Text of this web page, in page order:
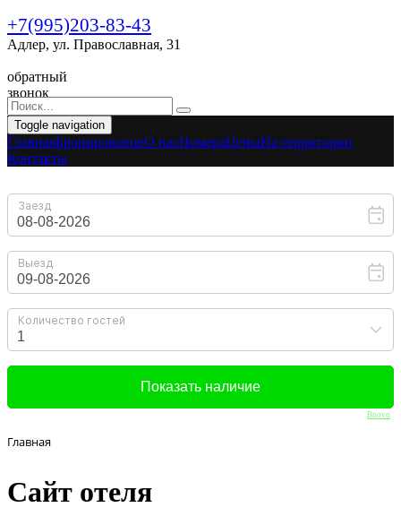
+7(995)203-83-43
Адлер, ул. Православная, 31
обратный
звонок
Toggle navigation
ГлавнаяБронированиеO насНомераЦеныНа территории
Контакты
Bnovo
Главная
Сайт отеля